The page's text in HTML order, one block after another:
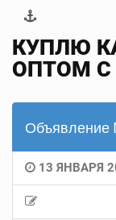
КУПЛЮ
ОПТОМ С
13 ЯНВАРЯ